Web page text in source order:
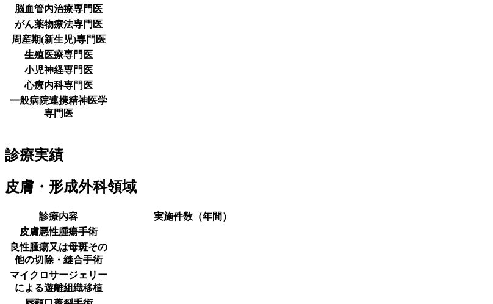
脳血管内治療専門医
がん薬物療法専門医
周産期(新生児)専門医
生殖医療専門医
小児神経専門医
心療内科専門医
一般病院連携精神医学
専門医
診療実績
皮膚・形成外科領域
診療内容
実施件数（年間）
皮膚悪性腫瘍手術
良性腫瘍又は母斑その
他の切除・縫合手術
マイクロサージェリー
による遊離組織移植